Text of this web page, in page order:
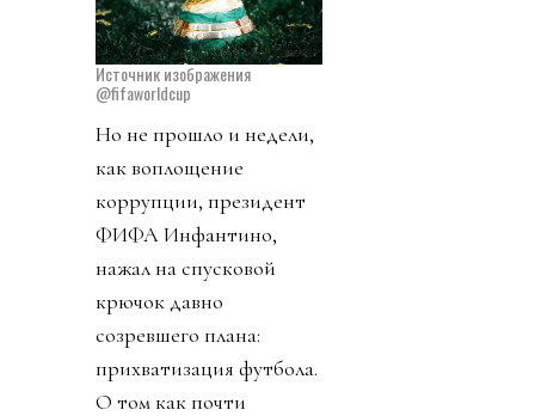
Источник изображения
@fifaworldcup
Но не прошло и недели,
как воплощение
коррупции, президент
ФИФА Инфантино,
нажал на спусковой
крючок давно
созревшего плана:
прихватизация футбола.
О том как почти